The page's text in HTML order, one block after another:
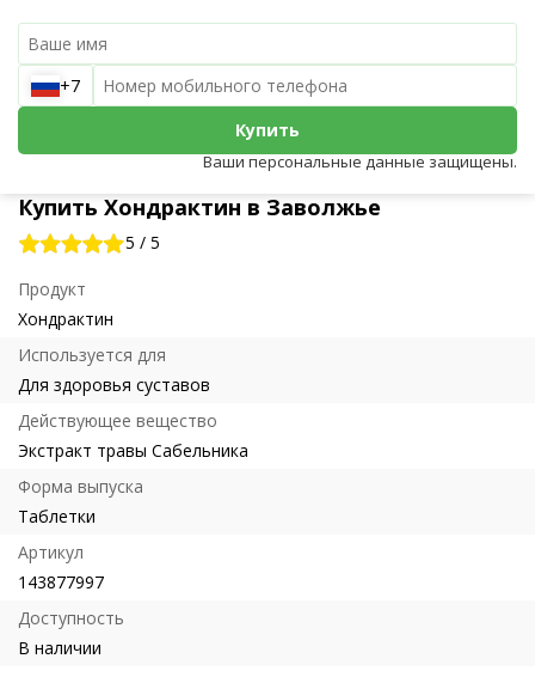
Купить Хондрактин в Заволжье
5 / 5
Продукт
Хондрактин
Используется для
Для здоровья суставов
Действующее вещество
Экстракт травы Сабельника
Форма выпуска
Таблетки
Артикул
143877997
Доступность
В наличии
+7
Купить
Ваши персональные данные защищены.